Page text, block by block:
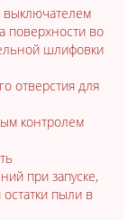
выключателем
поверхности во
шлифовки
отверстия для
контролем
при запуске,
пыли в